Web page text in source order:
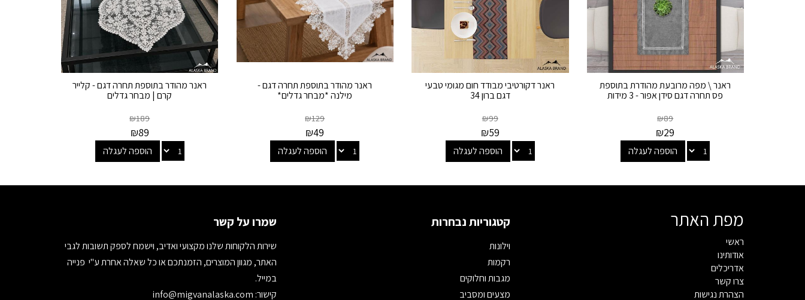
ראנר \ מפה מרובעת מהודרת בתוספת
פס תחרה דגם סידן אפור - 3 מידות
₪89
₪29
הוספה לעגלה
ראנר דקורטיבי מבודד חום מגומי טבעי
דגם ברון 34
₪99
₪59
הוספה לעגלה
ראנר מהודר בתוספת תחרה דגם -
מילנה *מבחר גדלים*
₪129
₪49
הוספה לעגלה
ראנר מהודר בתוספת תחרה דגם - קלייר
קרם | מבחר גדלים
₪189
₪89
הוספה לעגלה
מפת האתר
ראשי
אודותינו
אדריכלים
צרו קשר
הצהרת נגישות
קטגוריות נבחרות
וילונות
רקמות
מגבות וחלוקים
מצעים ומסביב
שמרו על קשר
שירות הלקוחות שלנו מקצועי ואדיב, וישמח לספק תשובות לגבי
האתר, מגוון המוצרים, הזמנתכם או כל שאלה אחרת ע"י פנייה
במייל.
קישור: